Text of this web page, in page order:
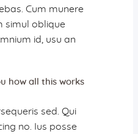
Cum munere
simul oblique
id, usu an
how all this works
sed. Qui
no. Ius posse